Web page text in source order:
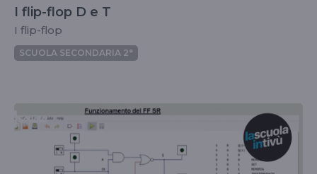
I flip-flop D e T
I flip-flop
SCUOLA SECONDARIA 2°